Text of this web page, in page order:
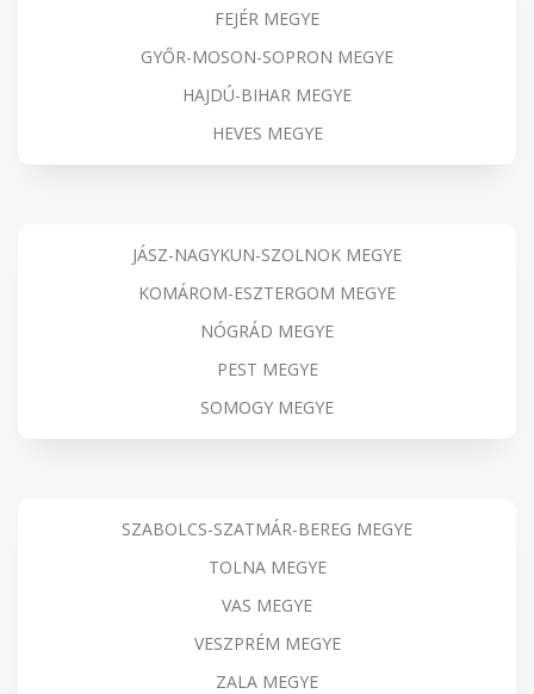
FEJÉR MEGYE
GYŐR-MOSON-SOPRON MEGYE
HAJDÚ-BIHAR MEGYE
HEVES MEGYE
JÁSZ-NAGYKUN-SZOLNOK MEGYE
KOMÁROM-ESZTERGOM MEGYE
NÓGRÁD MEGYE
PEST MEGYE
SOMOGY MEGYE
SZABOLCS-SZATMÁR-BEREG MEGYE
TOLNA MEGYE
VAS MEGYE
VESZPRÉM MEGYE
ZALA MEGYE